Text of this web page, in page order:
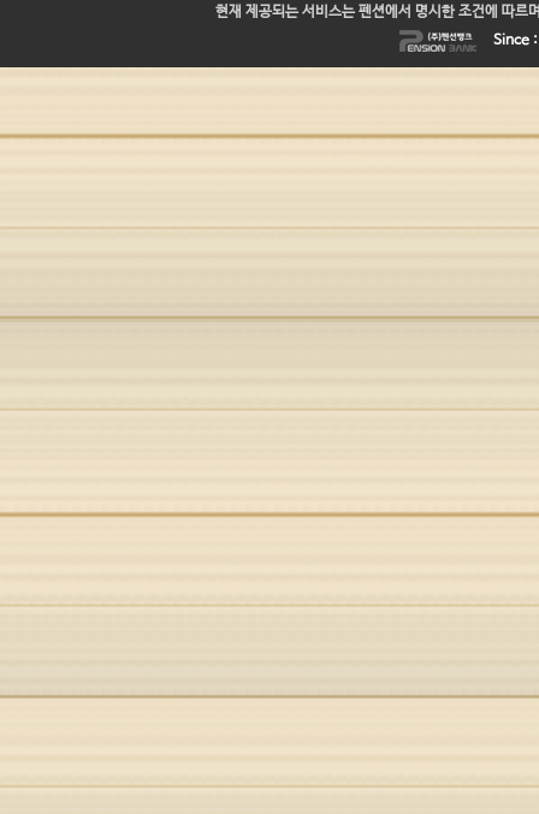
현재 제공되는 서비스는 펜션에서 명시한 조건에 따르
Since